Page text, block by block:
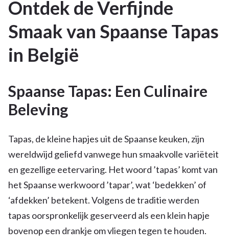
Ontdek de Verfijnde
Smaak van Spaanse Tapas
in België
Spaanse Tapas: Een Culinaire
Beleving
Tapas, de kleine hapjes uit de Spaanse keuken, zijn
wereldwijd geliefd vanwege hun smaakvolle variëteit
en gezellige eetervaring. Het woord ’tapas’ komt van
het Spaanse werkwoord ’tapar’, wat ‘bedekken’ of
‘afdekken’ betekent. Volgens de traditie werden
tapas oorspronkelijk geserveerd als een klein hapje
bovenop een drankje om vliegen tegen te houden.